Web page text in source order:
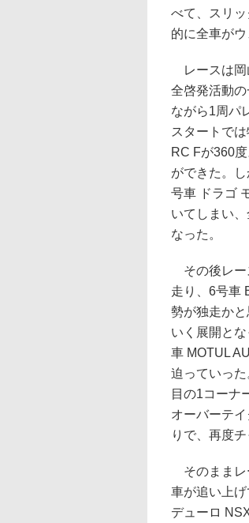
べて、スリ
的に全車が
レースは岡
全啓発活動
ながら1周パ
スタートで
RC Fが360
ができた。
号車 ドラゴ
いてしまい
なった。
その後レー
走り、6号車
勢が独走か
いく展開と
車 MOTUL
迫っていっ
目の1コーナ
オーバーテ
りで、再度
そのままレ
車が追い上
デューロ